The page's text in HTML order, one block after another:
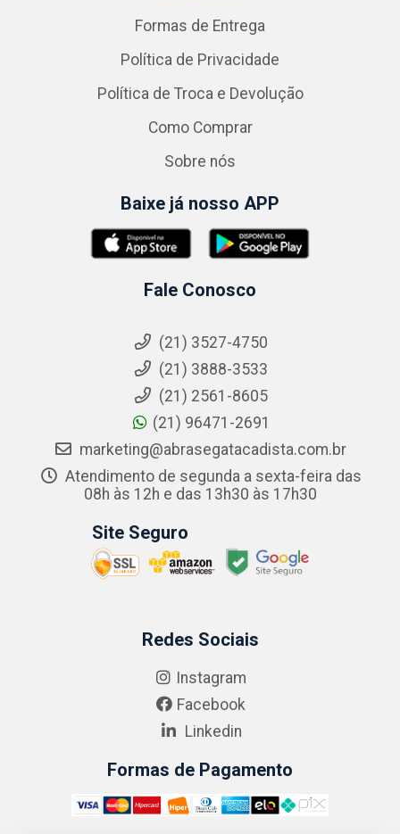
Formas de Entrega
Política de Privacidade
Política de Troca e Devolução
Como Comprar
Sobre nós
Baixe já nosso APP
Fale Conosco
(21) 3527-4750
(21) 3888-3533
(21) 2561-8605
(21) 96471-2691
marketing@abrasegatacadista.com.br
Atendimento de segunda a sexta-feira das
08h às 12h e das 13h30 às 17h30
Site Seguro
Redes Sociais
Instagram
Facebook
Linkedin
Formas de Pagamento